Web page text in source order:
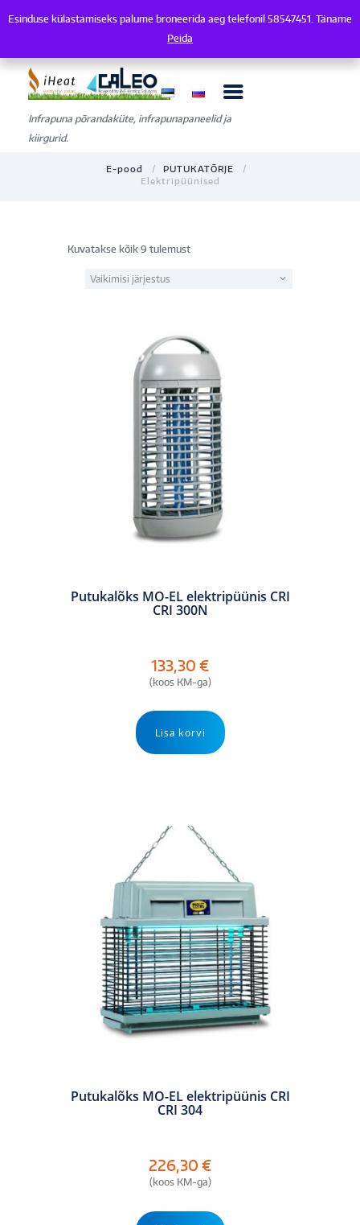
Infrapuna põrandaküte, infrapunapaneelid ja
kiirgurid.
E-pood
PUTUKATÕRJE
Elektripüünised
Kuvatakse kõik 9 tulemust
Putukalõks MO-EL elektripüünis CRI
CRI 300N
133,30 €
(koos KM-ga)
Lisa korvi
Putukalõks MO-EL elektripüünis CRI
CRI 304
226,30 €
(koos KM-ga)
Esinduse külastamiseks palume broneerida aeg telefonil 58547451.
Esinduse külastamiseks palume broneerida aeg telefonil 58547451. Täname
Peida